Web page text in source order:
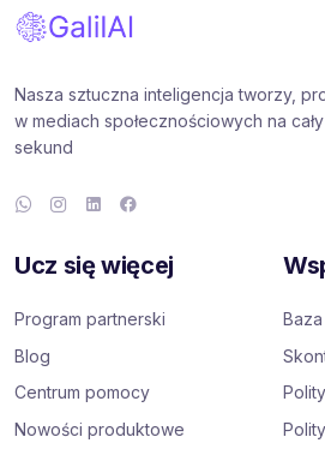
Nasza sztuczna inteligencja tworzy,
w mediach społecznościowych na
sekund
Ucz się więcej
Program partnerski
Blog
Centrum pomocy
Nowości produktowe